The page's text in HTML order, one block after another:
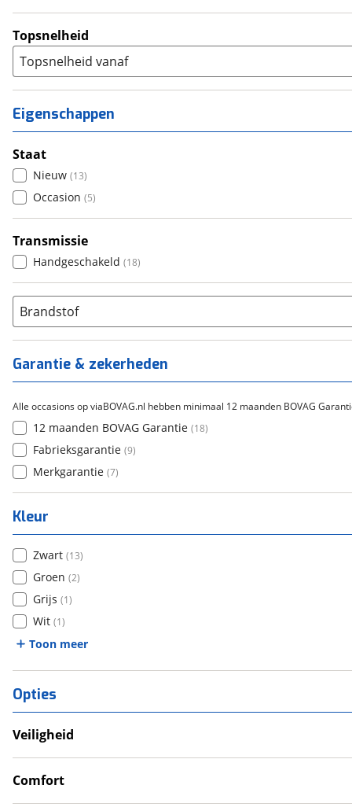
Topsnelheid
Topsnelheid vanaf
Eigenschappen
Staat
Nieuw (13)
Occasion (5)
Transmissie
Handgeschakeld (18)
Brandstof
Garantie & zekerheden
Alle occasions op viaBOVAG.nl hebben minimaal 12 maanden BOVAG
12 maanden BOVAG Garantie (18)
Fabrieksgarantie (9)
Merkgarantie (7)
Kleur
Zwart (13)
Groen (2)
Grijs (1)
Wit (1)
Toon meer
Opties
Veiligheid
Anti Blokkeer Systeem (ABS)
Valbeugel
Comfort
Cruise Control